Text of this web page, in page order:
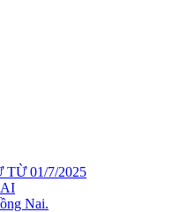
01/7/2025
Nai.